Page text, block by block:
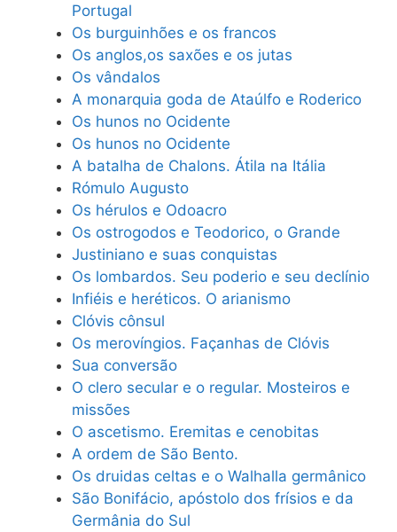
Portugal
Os burguinhões e os francos
Os anglos,os saxões e os jutas
Os vândalos
A monarquia goda de Ataúlfo e Roderico
Os hunos no Ocidente
Os hunos no Ocidente
A batalha de Chalons. Átila na Itália
Rómulo Augusto
Os hérulos e Odoacro
Os ostrogodos e Teodorico, o Grande
Justiniano e suas conquistas
Os lombardos. Seu poderio e seu declínio
Infiéis e heréticos. O arianismo
Clóvis cônsul
Os merovíngios. Façanhas de Clóvis
Sua conversão
O clero secular e o regular. Mosteiros e
missões
O ascetismo. Eremitas e cenobitas
A ordem de São Bento.
Os druidas celtas e o Walhalla germânico
São Bonifácio, apóstolo dos frísios e da
Germânia do Sul